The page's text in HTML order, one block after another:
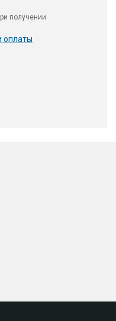
получении
оплаты